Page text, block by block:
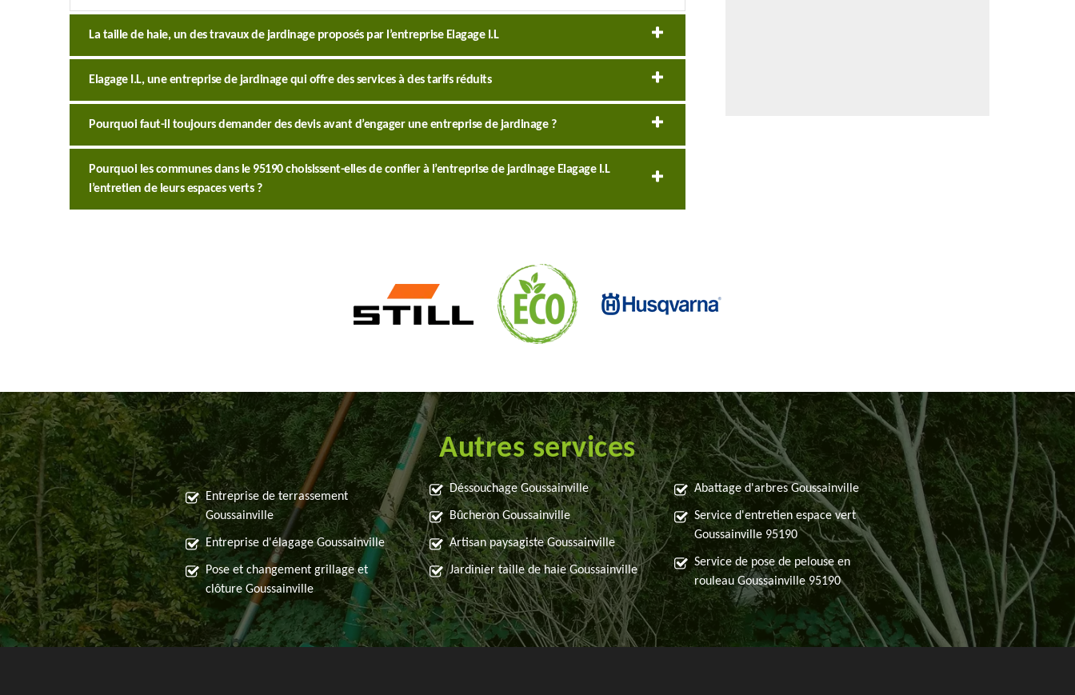
La taille de haie, un des travaux de jardinage proposés par l’entreprise Elagage I.L
Elagage I.L, une entreprise de jardinage qui offre des services à des tarifs réduits
Pourquoi faut-il toujours demander des devis avant d’engager une entreprise de jardinage ?
Pourquoi les communes dans le 95190 choisissent-elles de confier à l’entreprise de jardinage Elagage I.L
l’entretien de leurs espaces verts ?
Autres services
Entreprise de terrassement
Goussainville
Entreprise d'élagage Goussainville
Pose et changement grillage et
clôture Goussainville
Déssouchage Goussainville
Bûcheron Goussainville
Artisan paysagiste Goussainville
Jardinier taille de haie Goussainville
Abattage d'arbres Goussainville
Service d'entretien espace vert
Goussainville 95190
Service de pose de pelouse en
rouleau Goussainville 95190